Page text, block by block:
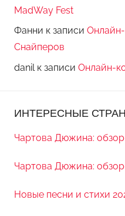
MadWay Fest
Фанни к записи
Снайперов
danil к записи Онлайн-
ИНТЕРЕСНЫЕ
Чартова Дюжина: обзор
Чартова Дюжина: обзор
Новые песни и стихи